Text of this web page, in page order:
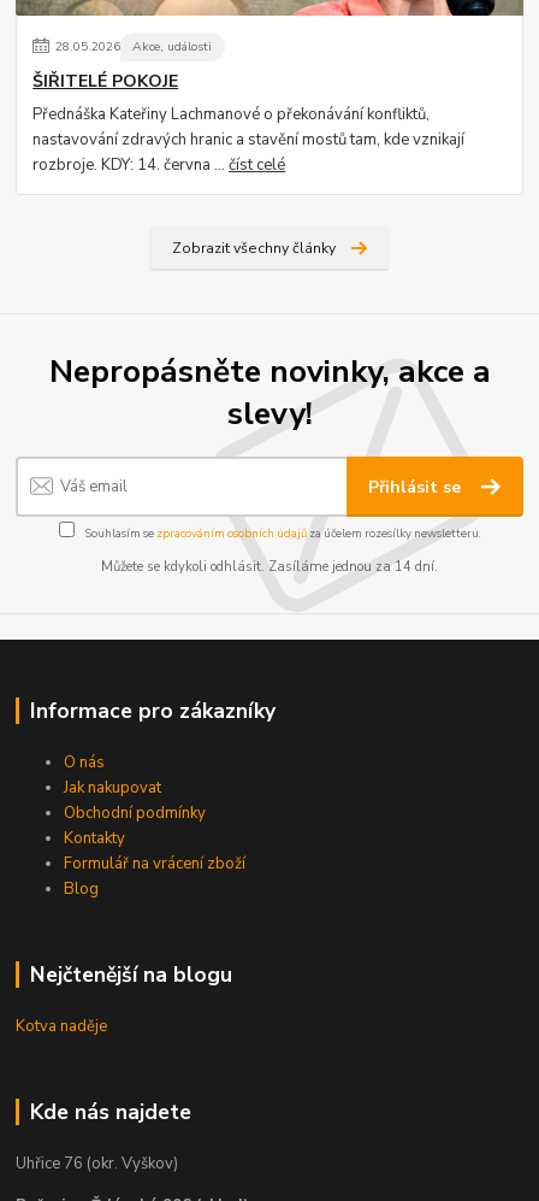
28.05.2026 Akce, události
ŠIŘITELÉ POKOJE
Přednáška Kateřiny Lachmanové o překonávání konfliktů,
nastavování zdravých hranic a stavění mostů tam, kde vznikají
rozbroje. KDY: 14. června ...číst celé
Zobrazit všechny články
Nepropásněte novinky, akce a
slevy!
Přihlásit se
Souhlasím se zpracováním osobních údajůza účelem rozesílky newsletteru.
Můžete se kdykoli odhlásit. Zasíláme jednou za 14 dní.
Informace pro zákazníky
O nás
Jak nakupovat
Obchodní podmínky
Kontakty
Formulář na vrácení zboží
Blog
Nejčtenější na blogu
Kotva naděje
Kde nás najdete
Uhřice 76 (okr. Vyškov)